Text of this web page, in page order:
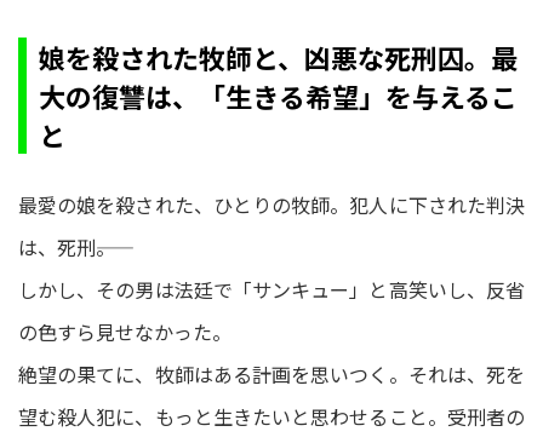
娘を殺された牧師と、凶悪な死刑囚。最
大の復讐は、「生きる希望」を与えるこ
と――
最愛の娘を殺された、ひとりの牧師。犯人に下された判決
は、死刑――。
しかし、その男は法廷で「サンキュー」と高笑いし、反省
の色すら見せなかった。
絶望の果てに、牧師はある計画を思いつく。それは、死を
望む殺人犯に、もっと生きたいと思わせること。受刑者の